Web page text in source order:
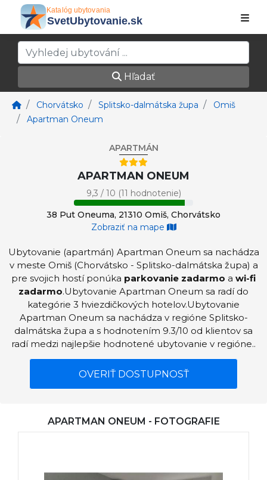
Hľadať
Chorvátsko Splitsko-dalmátska župa
Omiš
Apartman Oneum
APARTMÁN
APARTMAN ONEUM
9,3 / 10 (11 hodnotenie)
38 Put Oneuma, 21310 Omiš, Chorvátsko
Zobraziť na mape
Ubytovanie (apartmán) Apartman Oneum sa nachádza
v meste Omiš (Chorvátsko - Splitsko-dalmátska župa) a
pre svojich hostí ponúka parkovanie zadarmo a wi-fi
zadarmo.Ubytovanie Apartman Oneum sa radí do
kategórie 3 hviezdičkových hotelov.Ubytovanie
Apartman Oneum sa nachádza v regióne Splitsko-
dalmátska župa a s hodnotením 9.3/10 od klientov sa
radí medzi najlepšie hodnotené ubytovanie v regióne..
OVERIŤ DOSTUPNOSŤ
APARTMAN ONEUM - FOTOGRAFIE